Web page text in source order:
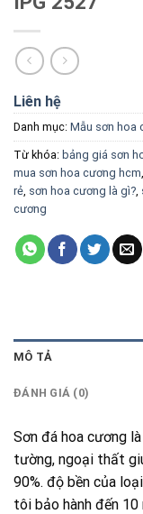
Liên hệ
Danh mục: Mẫu sơn hoa
Từ khóa: bảng giá sơn
mua sơn hoa cương hcm
rẻ sơn hoa cương là gì?
cương
MÔ TẢ
ĐÁNH GIÁ (0)
Sơn đá hoa cương
tường, ngoại thất
90%. độ bền của
tôi bảo hành đến 10